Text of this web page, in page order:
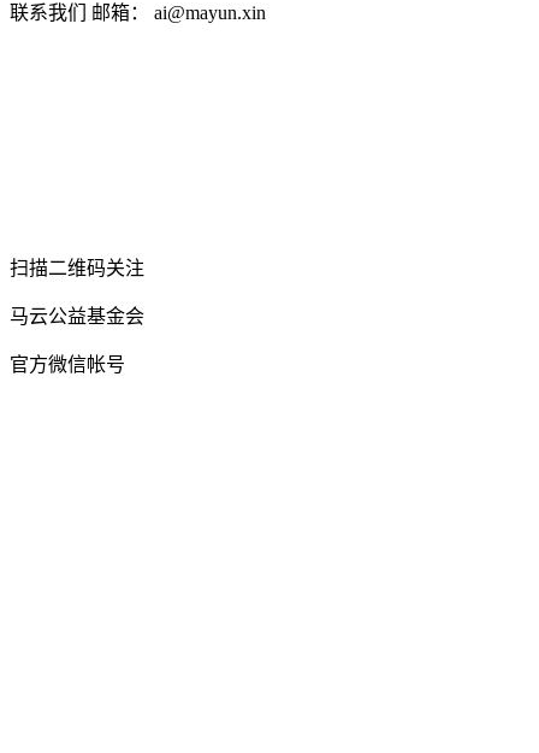
联系我们
邮箱： ai@mayun.xin
扫描二维码关注
马云公益基金会
官方微信帐号